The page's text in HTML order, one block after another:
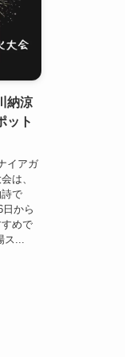
納涼
ット
イアガ
は、
で
から
めで
...